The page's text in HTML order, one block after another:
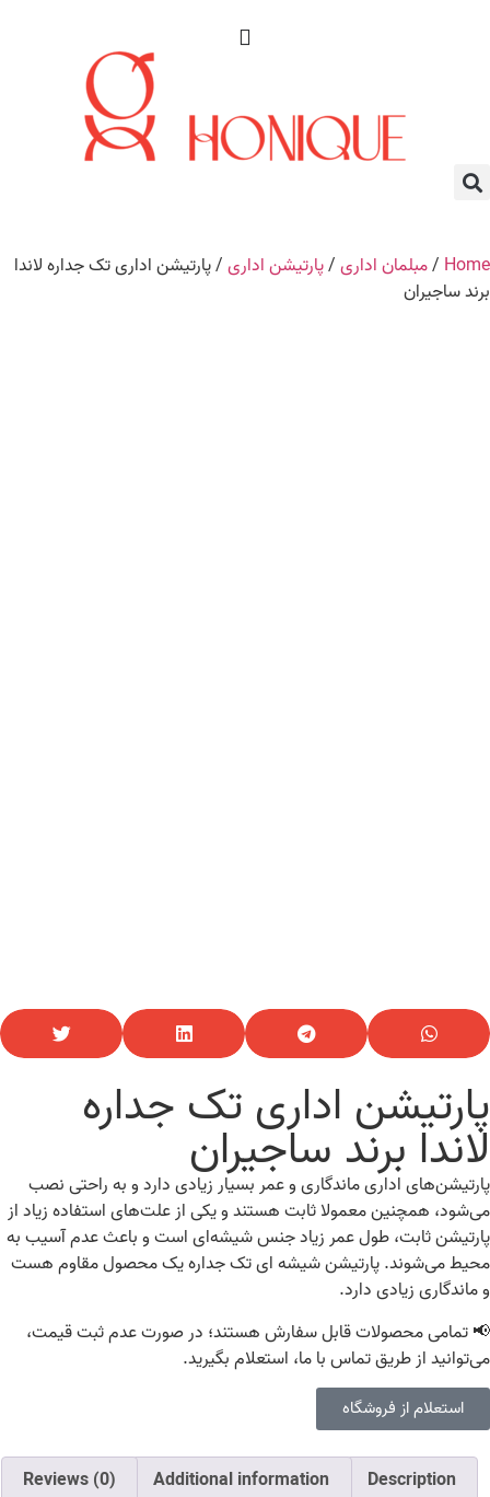
Home
/مبلمان اداری/پارتیشن اداری/ پارتیشن اداری تک جداره لاندا
برند ساجیران
پارتیشن اداری تک جداره
لاندا برند ساجیران
پارتیشن‌‌های اداری ماندگاری و عمر بسیار زیادی دارد و به راحتی نصب
‌‌می‌شود، همچنین معمولا ثابت هستند و یکی از علت‌های استفاده زیاد از
پارتیشن ثابت، طول عمر زیاد جنس شیشه‌ای است و باعث عدم آسیب به
محیط ‌‌می‌شوند. پارتیشن شیشه ای تک جداره یک محصول مقاوم هست
و ماندگاری زیادی دارد.
📢 تمامی محصولات قابل سفارش هستند؛ در صورت عدم ثبت قیمت،
می‌توانید از طریق تماس با ما، استعلام بگیرید.
استعلام از فروشگاه
Description
Additional information
Reviews (0)